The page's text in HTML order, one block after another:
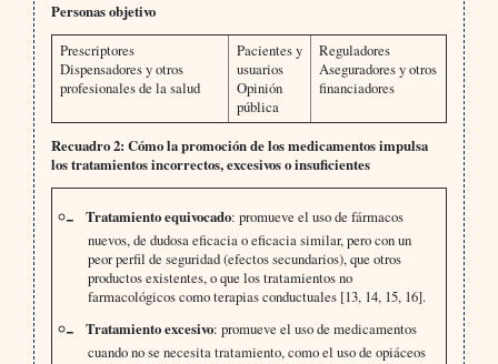
Personas objetivo
Prescriptores
Dispensadores y otros
profesionales de la salud
Pacientes y
usuarios
Opinión
pública
Reguladores
Aseguradores y otros
financiadores
Recuadro 2: Cómo la promoción de los medicamentos impulsa
los tratamientos incorrectos, excesivos o insuficientes
Tratamiento equivocado: promueve el uso de fármacos
nuevos, de dudosa eficacia o eficacia similar, pero con un
peor perfil de seguridad (efectos secundarios), que otros
productos existentes, o que los tratamientos no
farmacológicos como terapias conductuales [13, 14, 15, 16].
Tratamiento excesivo: promueve el uso de medicamentos
cuando no se necesita tratamiento, como el uso de opiáceos